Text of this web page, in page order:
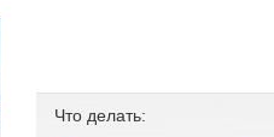
Что делать: